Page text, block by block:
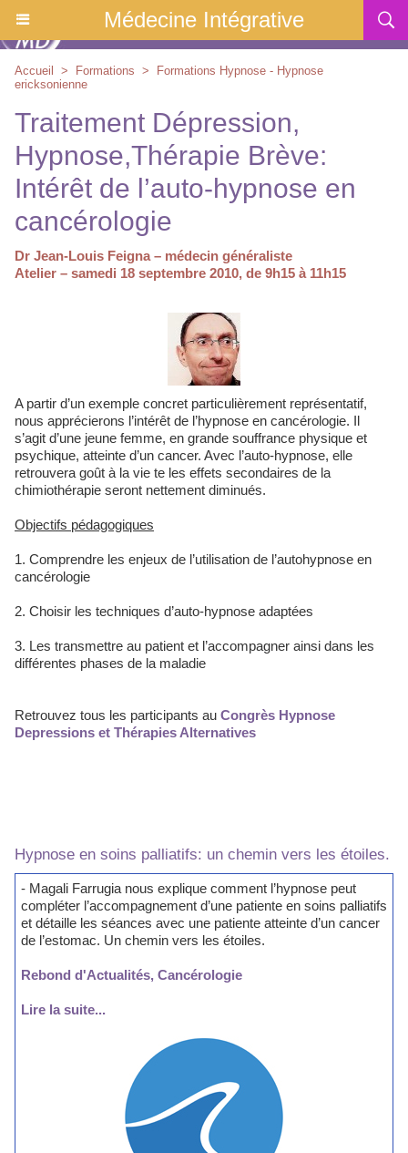
Médecine Intégrative
Accueil > Formations >
Formations Hypnose - Hypnose
ericksonienne
Traitement Dépression,
Hypnose,Thérapie Brève:
Intérêt de l’auto-hypnose en
cancérologie
Dr Jean-Louis Feigna – médecin généraliste
Atelier – samedi 18 septembre 2010, de 9h15 à 11h15
A partir d’un exemple concret particulièrement représentatif,
nous apprécierons l’intérêt de l’hypnose en cancérologie. Il
s’agit d’une jeune femme, en grande souffrance physique et
psychique, atteinte d’un cancer. Avec l’auto-hypnose, elle
retrouvera goût à la vie te les effets secondaires de la
chimiothérapie seront nettement diminués.
Objectifs pédagogiques
1. Comprendre les enjeux de l’utilisation de l’autohypnose en
cancérologie
2. Choisir les techniques d’auto-hypnose adaptées
3. Les transmettre au patient et l’accompagner ainsi dans les
différentes phases de la maladie
Retrouvez tous les participants au Congrès Hypnose
Depressions et Thérapies Alternatives
Hypnose en soins palliatifs: un chemin vers les étoiles.
- Magali Farrugia nous explique comment l’hypnose peut
compléter l’accompagnement d’une patiente en soins palliatifs
et détaille les séances avec une patiente atteinte d’un cancer
de l’estomac. Un chemin vers les étoiles.
Rebond d'Actualités, Cancérologie
Lire la suite...